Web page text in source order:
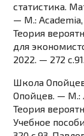
статистика.
— М.:
Теория
для
2022. — 272
Школа
Опойцев. — М.:
Теория
Учебное